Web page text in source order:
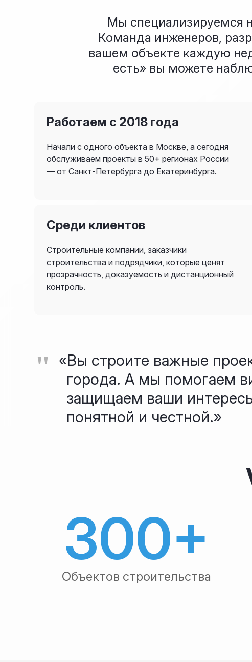
Мы специализируемся
Команда инженеров,
вашем объекте каждую
есть» вы можете
Работаем с 2018 года
Начали с одного объекта в Москве, а сегодня
обслуживаем проекты в 50+ регионах России
— от Санкт-Петербурга до Екатеринбурга.
Среди клиентов
Строительные компании, заказчики
строительства и подрядчики, которые ценят
прозрачность, доказуемость и дистанционный
контроль.
"
«Вы строите важные
города. А мы помогаем
защищаем ваши
понятной и честной.»
300+
Объектов строительства